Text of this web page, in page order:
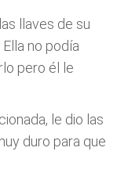
llaves de su
no podía
pero él le
le dio las
duro para que